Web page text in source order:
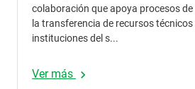
colaboración que apoya procesos
la transferencia de recursos
instituciones del s...
Ver más chevron_right